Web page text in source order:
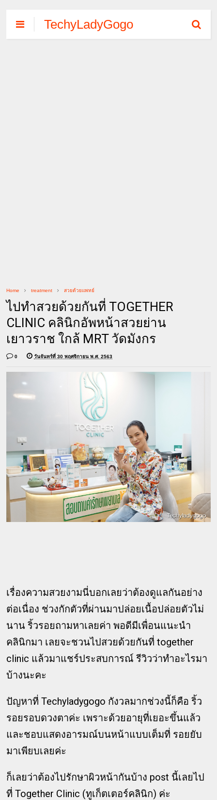
TechyLadyGogo
Home treatment สวยด้วยแพทย์
ไปทำสวยด้วยกันที่ TOGETHER
CLINIC คลินิกอัพหน้าสวยย่าน
เยาวราช ใกล้ MRT วัดมังกร
0 วันจันทร์ที่ 30 พฤศจิกายน พ.ศ. 2563
เรื่องความสวยงามนี่บอกเลยว่าต้องดูแลกันอย่าง
ต่อเนื่อง ช่วงกักตัวที่ผ่านมาปล่อยเนื้อปล่อยตัวไม่
นาน ริ้วรอยถามหาเลยค่า พอดีมีเพื่อนแนะนำ
คลินิกมา เลยจะชวนไปสวยด้วยกันที่ together
clinic แล้วมาแชร์ประสบการณ์ รีวิวว่าทำอะไรมา
บ้างนะคะ
ปัญหาที่ Techyladygogo กังวลมากช่วงนี้ก็คือ ริ้ว
รอยรอบดวงตาค่ะ เพราะด้วยอายุที่เยอะขึ้นแล้ว
และชอบแสดงอารมณ์บนหน้าแบบเต็มที่ รอยยับ
มาเพียบเลยค่ะ
ก็เลยว่าต้องไปรักษาผิวหน้ากันบ้าง post นี้เลยไป
ที่ Together Clinic (ทูเก็ตเตอร์คลินิก) ค่ะ